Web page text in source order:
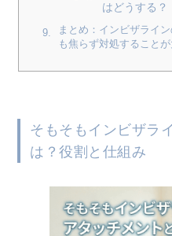
はどうする？
まとめ：インビザライ
も焦らず対処すること
そもそもインビザラ
は？役割と仕組み